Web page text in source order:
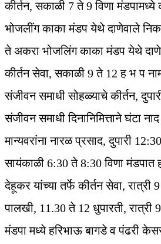
कीर्तन, सकाळी 7 ते 9 विणा
भोजलींग काका मंडप येथे दाणेवाले
ते अकरा भोजलिंग काका मंडप येथे
कीर्तन सेवा, सकाळी 9 ते 12 ह भ प
संजीवन समाधी सोहळ्याचे कीर्तन,
संजीवन समाधी दिनानिमित्ताने घंटा
मान्यवरांना नारळ प्रसाद, दुपारी
सायंकाळी 6:30 ते 8:30 विणा मंडपात
देहूकर यांच्या तर्फे कीर्तन सेवा, रात्री
पालखी, 11.30 ते 12 धुपारती, रात्री
मंडपा मध्ये हरिभाऊ बागडे व पंढरी